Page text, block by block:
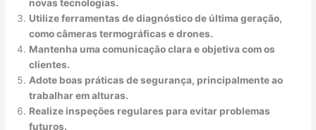
novas tecnologias.
Utilize ferramentas de diagnóstico de última geração,
como câmeras termográficas e drones.
Mantenha uma comunicação clara e objetiva com os
clientes.
Adote boas práticas de segurança, principalmente ao
trabalhar em alturas.
Realize inspeções regulares para evitar problemas
futuros.